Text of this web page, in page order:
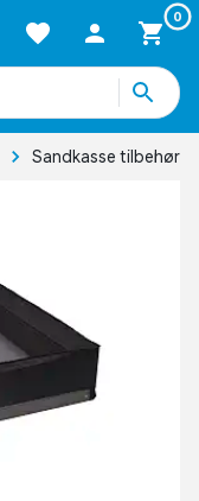
0
Sandkasse tilbehør